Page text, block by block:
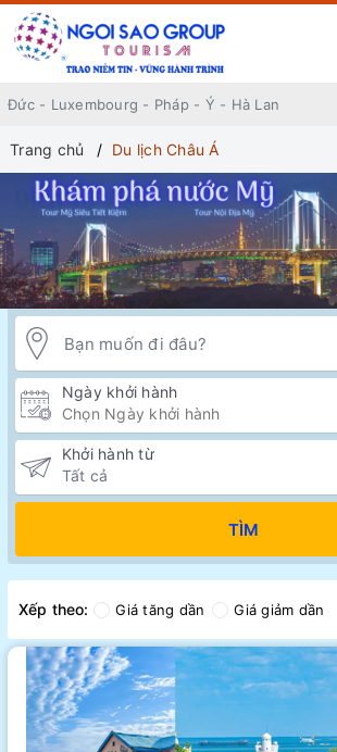
Trang chủ Du lịch Châu Á
Ngày khởi hành
Khởi hành từ
TÌM
Xếp theo: Giá tăng dần Giá giảm dần